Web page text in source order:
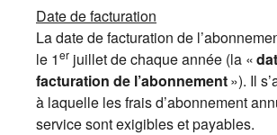
Date de facturation
La date de facturation de
le 1er juillet de chaque année (la «
facturation de l’abonnement»). Il
à laquelle les frais d’abonnement
service sont exigibles et payables.